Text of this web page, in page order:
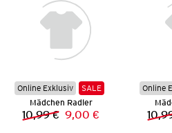
Online Exklusiv
SALE
Mädchen Radler
Vorheriger Preis:
10,99 € Neuer Preis:
9,00 €
Online